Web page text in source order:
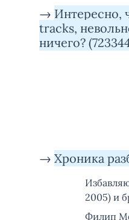
→ Интересно,
tracks,
ничего?
→ Хроника
2005) и
Филип